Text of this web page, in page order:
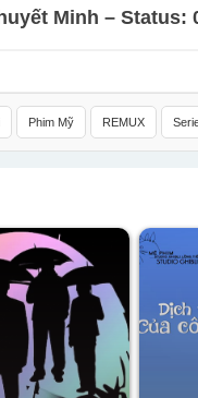
Minh – Status:
Phim Mỹ REMUX